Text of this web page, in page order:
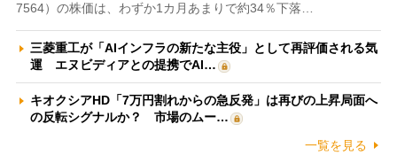
7564）の株価は、わずか1カ月あまりで約34％下落…
三菱重工が「AIインフラの新たな主役」として再評価される気
運 エヌビディアとの提携でAI…
キオクシアHD「7万円割れからの急反発」は再びの上昇局面へ
の反転シグナルか？ 市場のムー…
一覧を見る